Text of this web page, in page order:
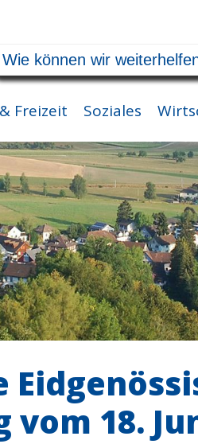
Freizeit Soziales
18.